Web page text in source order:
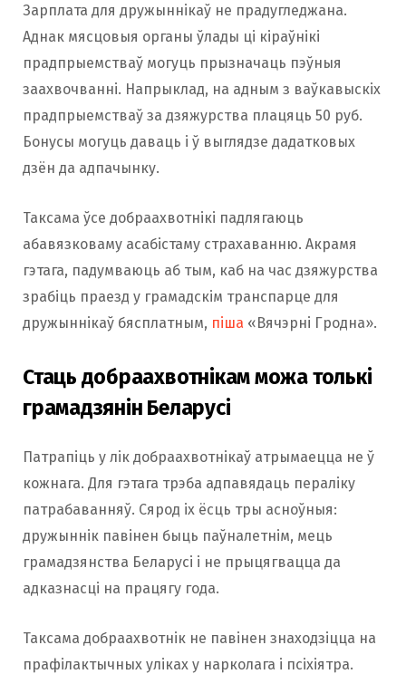
Зарплата для дружыннікаў не прадугледжана.
Аднак мясцовыя органы ўлады ці кіраўнікі
прадпрыемстваў могуць прызначаць пэўныя
заахвочванні. Напрыклад, на адным з ваўкавыскіх
прадпрыемстваў за дзяжурства плацяць 50 руб.
Бонусы могуць даваць і ў выглядзе дадатковых
дзён да адпачынку.
Таксама ўсе добраахвотнікі падлягаюць
абавязковаму асабістаму страхаванню. Акрамя
гэтага, падумваюць аб тым, каб на час дзяжурства
зрабіць праезд у грамадскім транспарце для
дружыннікаў бясплатным, піша «Вячэрні Гродна».
Стаць добраахвотнікам можа толькі
грамадзянін Беларусі
Патрапіць у лік добраахвотнікаў атрымаецца не ў
кожнага. Для гэтага трэба адпавядаць пераліку
патрабаванняў. Сярод іх ёсць тры асноўныя:
дружыннік павінен быць паўналетнім, мець
грамадзянства Беларусі і не прыцягвацца да
адказнасці на працягу года.
Таксама добраахвотнік не павінен знаходзіцца на
прафілактычных уліках у нарколага і псіхіятра.